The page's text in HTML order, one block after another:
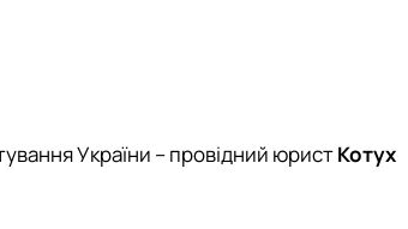
України – провідний юристКотух